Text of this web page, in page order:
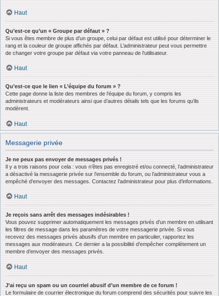
Haut
Qu’est-ce qu’un « Groupe par défaut » ?
Si vous êtes membre de plus d’un groupe, celui par défaut est utilisé pour déterminer le
rang et la couleur de groupe affichés par défaut. L’administrateur peut vous permettre
de changer votre groupe par défaut via votre panneau de l’utilisateur.
Haut
Qu’est-ce que le lien « L’équipe du forum » ?
Cette page donne la liste des membres de l’équipe du forum, y compris les
administrateurs et modérateurs ainsi que d’autres détails tels que les forums qu’ils
modèrent.
Haut
Messagerie privée
Je ne peux pas envoyer de messages privés !
Il y a trois raisons pour cela : vous n’êtes pas enregistré et/ou connecté, l’administrateur
a désactivé la messagerie privée sur l’ensemble du forum, ou l’administrateur vous a
empêché d’envoyer des messages. Contactez l’administrateur pour plus d’informations.
Haut
Je reçois sans arrêt des messages indésirables !
Vous pouvez supprimer automatiquement les messages privés d’un membre en utilisant
les filtres de message dans les paramètres de votre messagerie privée. Si vous
recevez des messages privés abusifs d’un membre en particulier, rapportez les
messages aux modérateurs. Ce dernier a la possibilité d’empêcher complètement un
membre d’envoyer des messages privés.
Haut
J’ai reçu un spam ou un courriel abusif d’un membre de ce forum !
Le formulaire de courrier électronique du forum comprend des sécurités pour suivre les